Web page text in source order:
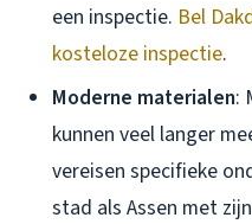
een inspectie. Bel
kosteloze inspectie.
Moderne materialen:
kunnen veel langer
vereisen specifieke
stad als Assen met